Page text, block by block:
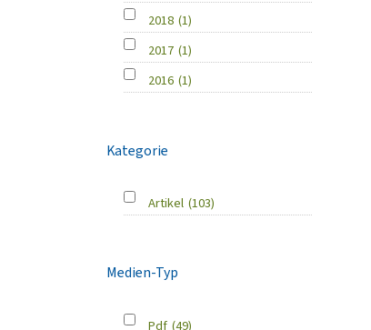
2018 (1)
2017 (1)
2016 (1)
Kategorie
Artikel (103)
Medien-Typ
Pdf (49)